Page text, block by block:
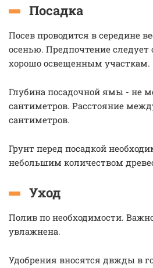
Посадка
Посев проводится в середине
осенью. Предпочтение
хорошо освещенным участкам.
Глубина посадочной ямы - не
сантиметров. Расстояние
сантиметров.
Грунт перед посадкой
небольшим количеством
Уход
Полив по необходимости.
увлажнена.
Удобрения вносятся двжды в